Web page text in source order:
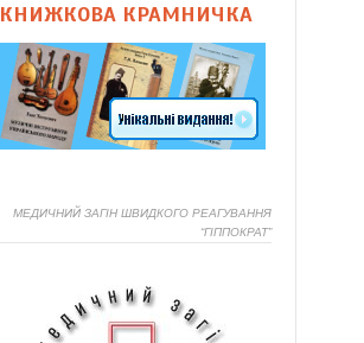
КНИЖКОВА КРАМНИЧКА
МЕДИЧНИЙ ЗАГІН ШВИДКОГО РЕАГУВАННЯ
“ГІППОКРАТ”